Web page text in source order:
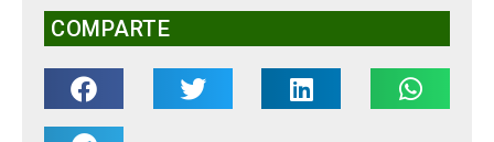
COMPARTE